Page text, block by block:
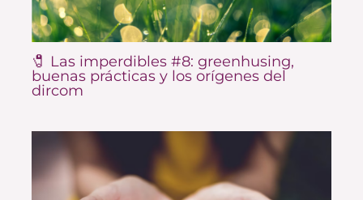
🧷 Las imperdibles #8: greenhusing,
buenas prácticas y los orígenes del
dircom